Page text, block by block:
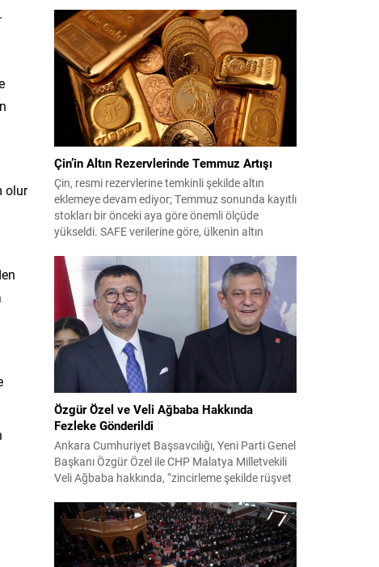
olur
kısa sürede muhalif medyanın gündemine girdi.
Kuruluşun hemen ardından bazı anket sonuçları
kamuoyuna yansıyınca, partinin tabanda karşılık
bulduğu iddiaları gündemi...
Çin’in Altın Rezervlerinde Temmuz Artışı
Çin, resmi rezervlerine temkinli şekilde altın
eklemeye devam ediyor; Temmuz sonunda kayıtlı
stokları bir önceki aya göre önemli ölçüde
yükseldi. SAFE verilerine göre, ülkenin altın
göstererek 76.080.000 ons seviyesine ulaştı. Bu
artış, Çin’in aylık alımlarında yıl içinde dikkat
çeken bir yükselişi temsil ediyor. Temmuz...
Özgür Özel ve Veli Ağbaba Hakkında
Fezleke Gönderildi
Ankara Cumhuriyet Başsavcılığı, Yeni Parti Genel
Başkanı Özgür Özel ile CHP Malatya Milletvekili
Veli Ağbaba hakkında, “zincirleme şekilde rüşvet
Adalet Bakanlığı’na sevk etti. Fezlekeler, 31 Mart
2024 yerel seçimleri ve 4-5 Kasım 2023’teki CHP
38. Olağan Kurultayı sürecine ilişkin iddiaları
kapsıyor. Daha önce Antalya ve İstanbul...